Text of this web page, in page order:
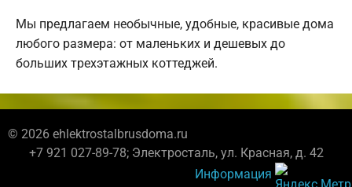
Мы предлагаем необычные, удобные, красивые дома
любого размера: от маленьких и дешевых до
больших трехэтажных коттеджей.
© 2026 ehlektrostalbrusdoma.ru
+7 921 027-89-78; Электросталь, ул. Красная, д. 42
Информация